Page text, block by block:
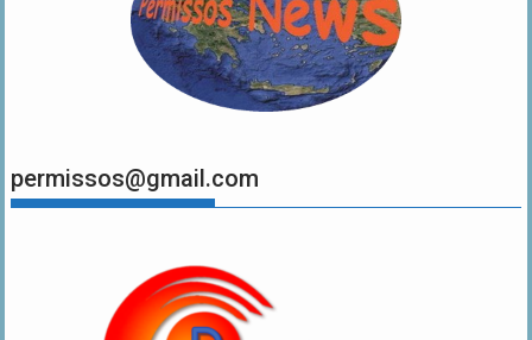
permissos@gmail.com